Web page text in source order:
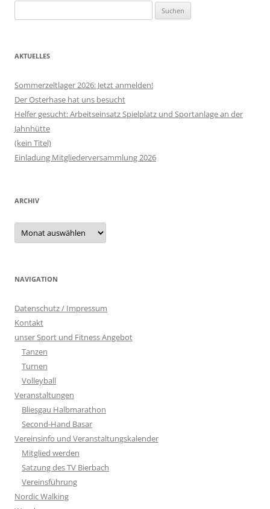
nach:
AKTUELLES
Sommerzeltlager 2026: Jetzt anmelden!
Der Osterhase hat uns besucht
Helfer gesucht: Arbeitseinsatz Spielplatz und Sportanlage an der
Jahnhütte
(kein Titel)
Einladung Mitgliederversammlung 2026
ARCHIV
Archiv
NAVIGATION
Datenschutz / Impressum
Kontakt
unser Sport und Fitness Angebot
Tanzen
Turnen
Volleyball
Veranstaltungen
Bliesgau Halbmarathon
Second-Hand Basar
Vereinsinfo und Veranstaltungskalender
Mitglied werden
Satzung des TV Bierbach
Vereinsführung
Nordic Walking